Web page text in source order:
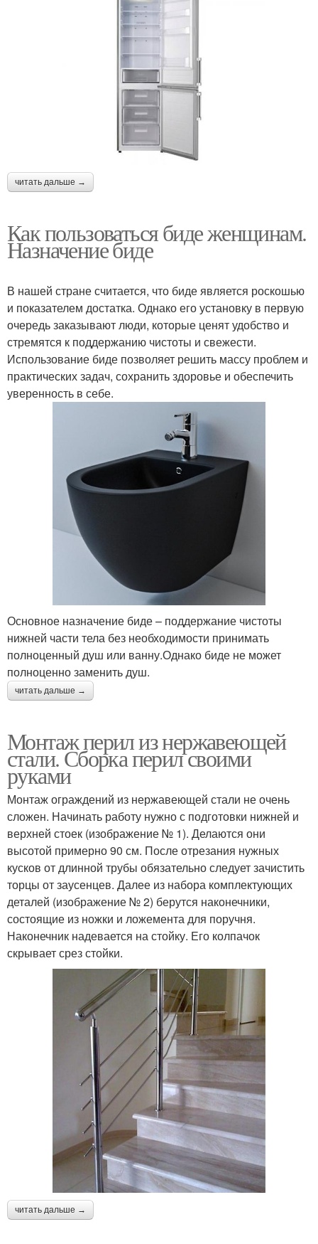
читать дальше →
Как пользоваться биде женщинам.
Назначение биде
В нашей стране считается, что биде является роскошью
и показателем достатка. Однако его установку в первую
очередь заказывают люди, которые ценят удобство и
стремятся к поддержанию чистоты и свежести.
Использование биде позволяет решить массу проблем и
практических задач, сохранить здоровье и обеспечить
уверенность в себе.
Основное назначение биде – поддержание чистоты
нижней части тела без необходимости принимать
полноценный душ или ванну.Однако биде не может
полноценно заменить душ.
читать дальше →
Монтаж перил из нержавеющей
стали. Сборка перил своими
руками
Монтаж ограждений из нержавеющей стали не очень
сложен. Начинать работу нужно с подготовки нижней и
верхней стоек (изображение № 1). Делаются они
высотой примерно 90 см. После отрезания нужных
кусков от длинной трубы обязательно следует зачистить
торцы от заусенцев. Далее из набора комплектующих
деталей (изображение № 2) берутся наконечники,
состоящие из ножки и ложемента для поручня.
Наконечник надевается на стойку. Его колпачок
скрывает срез стойки.
читать дальше →